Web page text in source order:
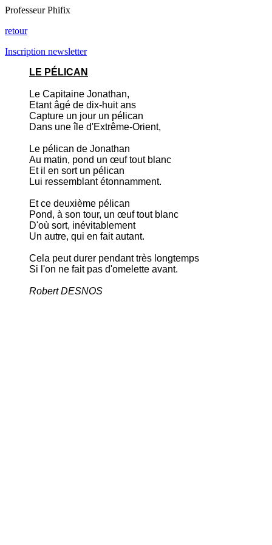
Professeur Phifix
retour
Inscription newsletter
LE PÉLICAN
Le Capitaine Jonathan,
Etant âgé de dix-huit ans
Capture un jour un pélican
Dans une île d'Extrême-Orient,
Le pélican de Jonathan
Au matin, pond un œuf tout blanc
Et il en sort un pélican
Lui ressemblant étonnamment.
Et ce deuxième pélican
Pond, à son tour, un œuf tout blanc
D'où sort, inévitablement
Un autre, qui en fait autant.
Cela peut durer pendant très longtemps
Si l'on ne fait pas d'omelette avant.
Robert DESNOS